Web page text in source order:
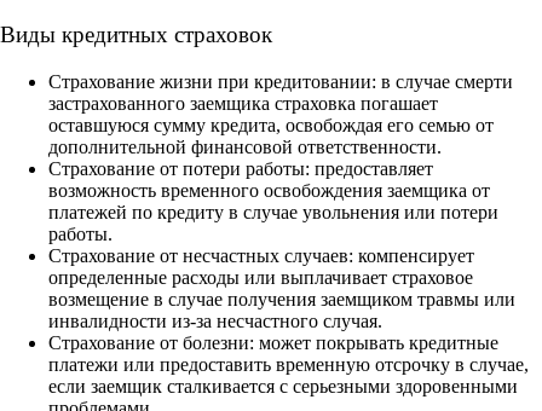
Виды кредитных страховок
Страхование жизни при кредитовании: в случае смерти
застрахованного заемщика страховка погашает
оставшуюся сумму кредита, освобождая его семью от
дополнительной финансовой ответственности.
Страхование от потери работы: предоставляет
возможность временного освобождения заемщика от
платежей по кредиту в случае увольнения или потери
работы.
Страхование от несчастных случаев: компенсирует
определенные расходы или выплачивает страховое
возмещение в случае получения заемщиком травмы или
инвалидности из-за несчастного случая.
Страхование от болезни: может покрывать кредитные
платежи или предоставить временную отсрочку в случае,
если заемщик сталкивается с серьезными здоровенными